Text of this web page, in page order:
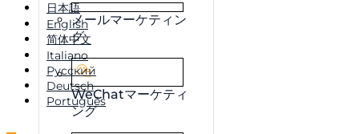
メールマーケティン
グ
WeChatマーケティ
ング
日本語
English
简体中文
Italiano
Русский
Deutsch
Português